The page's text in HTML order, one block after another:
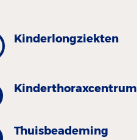
Kinder­longziekten
Kinder­thorax­centrum
Thuisbeademing